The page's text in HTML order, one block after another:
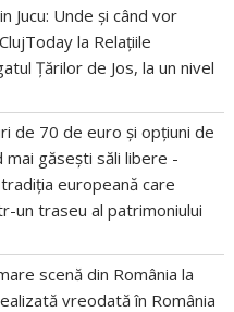
Jucu: Unde și când vor
la Relațiile
Țărilor de Jos, la un nivel
de 70 de euro și opțiuni de
găsești săli libere -
europeană care
un traseu al patrimoniului
scenă din România la
vreodată în România